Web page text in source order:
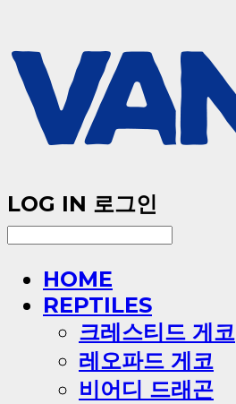
LOG IN 로그인
HOME
REPTILES
크레스티드 게코
레오파드 게코
비어디 드래곤